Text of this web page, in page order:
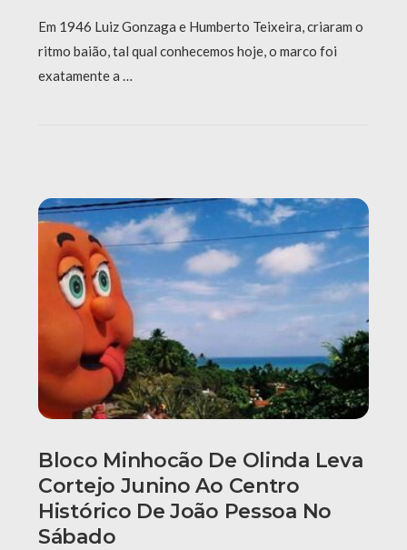
Em 1946 Luiz Gonzaga e Humberto Teixeira, criaram o
ritmo baião, tal qual conhecemos hoje, o marco foi
exatamente a …
Bloco Minhocão De Olinda Leva
Cortejo Junino Ao Centro
Histórico De João Pessoa No
Sábado